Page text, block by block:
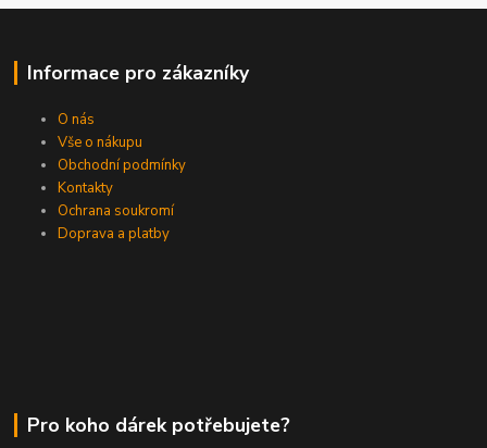
Informace pro zákazníky
O nás
Vše o nákupu
Obchodní podmínky
Kontakty
Ochrana soukromí
Doprava a platby
Pro koho dárek potřebujete?